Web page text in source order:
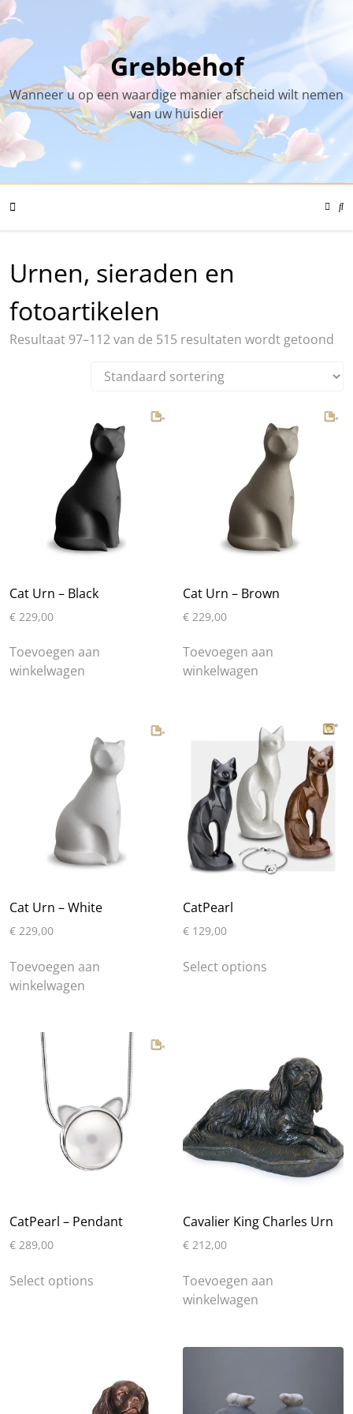
Skip
to
content
Grebbehof
Wanneer u op een waardige manier afscheid wilt nemen
van uw huisdier
Menu
Toggle
Color
Urnen, sieraden en
fotoartikelen
Resultaat 97–112 van de 515 resultaten wordt getoond
Cat Urn – Black
€ 229,00
Toevoegen aan
winkelwagen
Cat Urn – Brown
€ 229,00
Toevoegen aan
winkelwagen
Cat Urn – White
€ 229,00
Toevoegen aan
winkelwagen
CatPearl
€ 129,00
Select options
optie
kan
gekozen
worden
op
de
CatPearl – Pendant
€ 289,00
Select options
Cavalier King Charles Urn
€ 212,00
Toevoegen aan
winkelwagen